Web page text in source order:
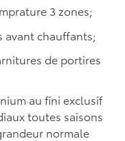
3 zones;
avant chauffants;
de portires
au fini exclusif
toutes saisons
normale